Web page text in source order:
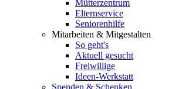
Mütterzentrum
Elternservice
Seniorenhilfe
Mitarbeiten & Mitgestalten
So geht's
Aktuell gesucht
Freiwillige
Ideen-Werkstatt
Spenden & Schenken